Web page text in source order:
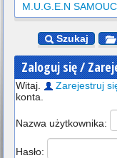
M.U.G.E.N
Szukaj
Zaloguj się /
Witaj. Zarejestruj
konta.
Nazwa użytkownika:
Hasło: